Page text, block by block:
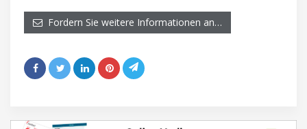
Fordern Sie weitere Informationen an…